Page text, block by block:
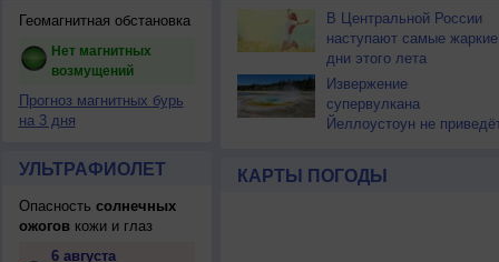
Геомагнитная обстановка
Нет магнитных
возмущений
Прогноз магнитных бурь
на 3 дня
УЛЬТРАФИОЛЕТ
Опасность солнечных
ожоговкожи и глаз
6 августа
В Центральной России
наступают самые жаркие
дни этого лета
Извержение
супервулкана
Йеллоустоун не
КАРТЫ ПОГОДЫ